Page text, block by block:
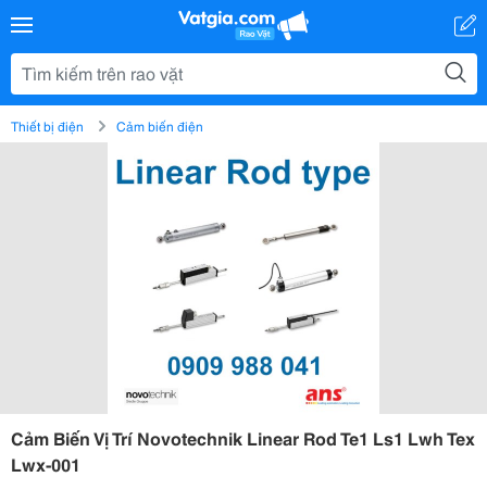
Thiết bị điện Cảm biến điện
Cảm Biến Vị Trí Novotechnik Linear Rod Te1 Ls1 Lwh Tex
Lwx-001